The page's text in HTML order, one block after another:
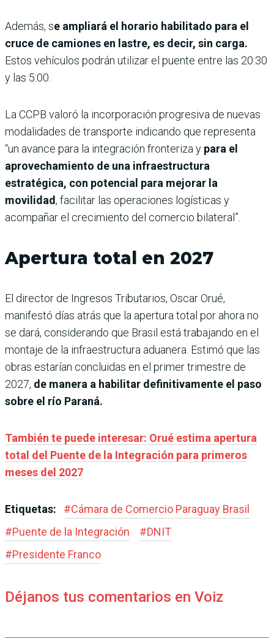
Además, se ampliará el horario habilitado para el
cruce de camiones en lastre, es decir, sin carga.
Estos vehículos podrán utilizar el puente entre las 20:30
y las 5:00.
La CCPB valoró la incorporación progresiva de nuevas
modalidades de transporte indicando que representa
“un avance para la integración fronteriza y para el
aprovechamiento de una infraestructura
estratégica, con potencial para mejorar la
movilidad, facilitar las operaciones logísticas y
acompañar el crecimiento del comercio bilateral”.
Apertura total en 2027
El director de Ingresos Tributarios, Oscar Orué,
manifestó días atrás que la apertura total por ahora no
se dará, considerando que Brasil está trabajando en el
montaje de la infraestructura aduanera. Estimó que las
obras estarían concluidas en el primer trimestre de
2027, de manera a habilitar definitivamente el paso
sobre el río Paraná.
También te puede interesar: Orué estima apertura
total del Puente de la Integración para primeros
meses del 2027
Etiquetas: #Cámara de Comercio Paraguay Brasil
#Puente de la Integración #DNIT
#Presidente Franco
Déjanos tus comentarios en Voiz